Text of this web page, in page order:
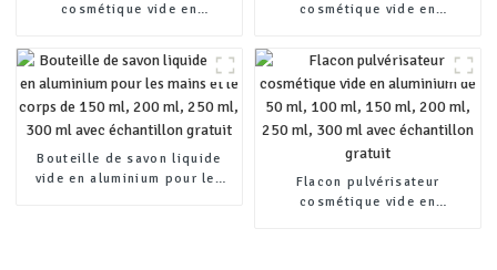
cosmétique vide en
lotion de 50 ml, 100 ml, 150
ml, 200 ml, 250 ml, 300 ml
cosmétique vide en
ml avec échantillon gratuit
Bouteille de savon liquide
vide en aluminium pour les
Flacon pulvérisateur
cosmétique vide en